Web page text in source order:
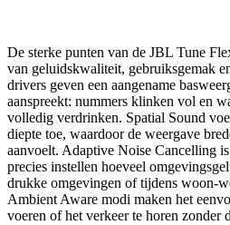
De sterke punten van de JBL Tune
van geluidskwaliteit, gebruiksgemak
drivers geven een aangename
aanspreekt: nummers klinken vol en
volledig verdrinken. Spatial Sound
diepte toe, waardoor de weergave
aanvoelt. Adaptive Noise Cancelling
precies instellen hoeveel
drukke omgevingen of tijdens
Ambient Aware modi maken het
voeren of het verkeer te horen zonder